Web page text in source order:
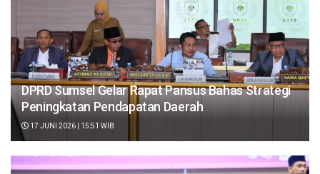
DPRD Sumsel Gelar Rapat Pansus Bahas Strategi
Peningkatan Pendapatan Daerah
17 JUNI 2026 | 15:51 WIB